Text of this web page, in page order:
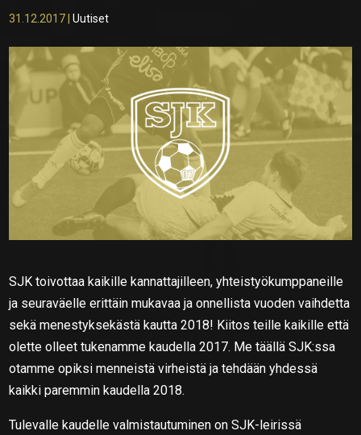
31.12.2017 |Uutiset
SJK toivottaa kaikille kannattajilleen, yhteistyökumppaneille
ja seuraväelle erittäin mukavaa ja onnellista vuoden vaihdetta
sekä menestyksekästä kautta 2018! Kiitos teille kaikille että
olette olleet tukenamme kaudella 2017. Me täällä SJK:ssa
otamme opiksi menneistä virheistä ja tehdään yhdessä
kaikki paremmin kaudella 2018.
Tulevalle kaudelle valmistautuminen on SJK-leirissä